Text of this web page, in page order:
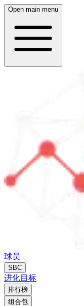
Open main menu
球员
SBC
进化目标
排行榜
组合包